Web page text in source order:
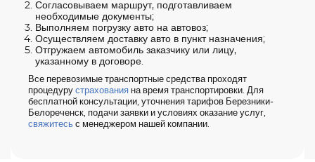
Согласовываем маршрут, подготавливаем
необходимые документы;
Выполняем погрузку авто на автовоз;
Осуществляем доставку авто в пункт назначения;
Отгружаем автомобиль заказчику или лицу,
указанному в договоре.
Все перевозимые транспортные средства проходят
процедуру страхования на время транспортировки. Для
бесплатной консультации, уточнения тарифов Березники-
Белореченск, подачи заявки и условиях оказание услуг,
свяжитесь с менеджером нашей компании.